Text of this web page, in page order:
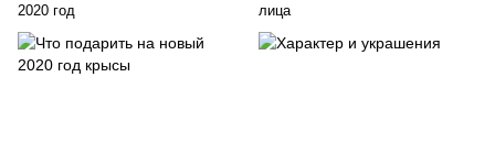
2020 год
лица